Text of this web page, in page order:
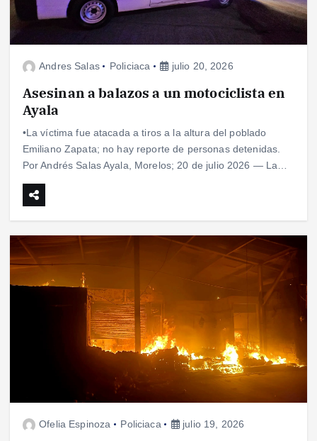
Andres Salas Policiaca julio 20, 2026
Asesinan a balazos a un motociclista en
Ayala
•La víctima fue atacada a tiros a la altura del poblado
Emiliano Zapata; no hay reporte de personas detenidas.
Por Andrés Salas Ayala, Morelos; 20 de julio 2026 — La…
Ofelia Espinoza Policiaca julio 19, 2026